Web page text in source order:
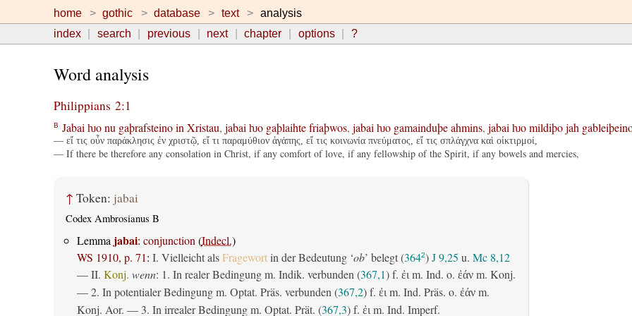
home gothic database text
analysis
index
search previous next chapter options ?
Word analysis
Philippians 2:1
B Jabai ƕo nu gaþrafsteino in Xristau, jabai ƕo gaþlaihte friaþwos, jabai ƕo gamainduþe ahmins, jabai ƕo mildiþo jah
— εἴ τις οὖν παράκλησις ἐν χριστῷ, εἴ τι παραμύθιον ἀγάπης, εἴ τις κοινωνία πνεύματος, εἴ τις σπλάγχνα καὶ οἰκτιρμοί,
— If there be therefore any consolation in Christ, if any comfort of love, if any fellowship of the Spirit, if any bowels and mercies,
↑ Token: jabai
Codex Ambrosianus B
Lemma jabai: conjunction (Indecl.)
WS 1910, p. 71: I. Vielleicht alsFragewortin der Bedeutung ‘ob’ belegt (3642)J 9,25 u. Mc 8,12
— II. Konj. wenn: 1. In realer Bedingung m. Indik. verbunden (367,1) f. ἐι m. Ind. o. ἐάνm. Konj.
— 2. In potentialer Bedingung m. Optat. Präs. verbunden (367,2) f. ἐι m. Ind. Präs. o. ἐάνm.
Konj. Aor. — 3. In irrealer Bedingung m. Optat. Prät. (367,3) f. ἐι m. Ind. Imperf.